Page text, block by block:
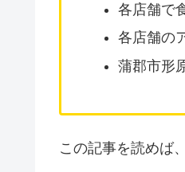
各店舗で
各店舗の
蒲郡市形
この記事を読めば